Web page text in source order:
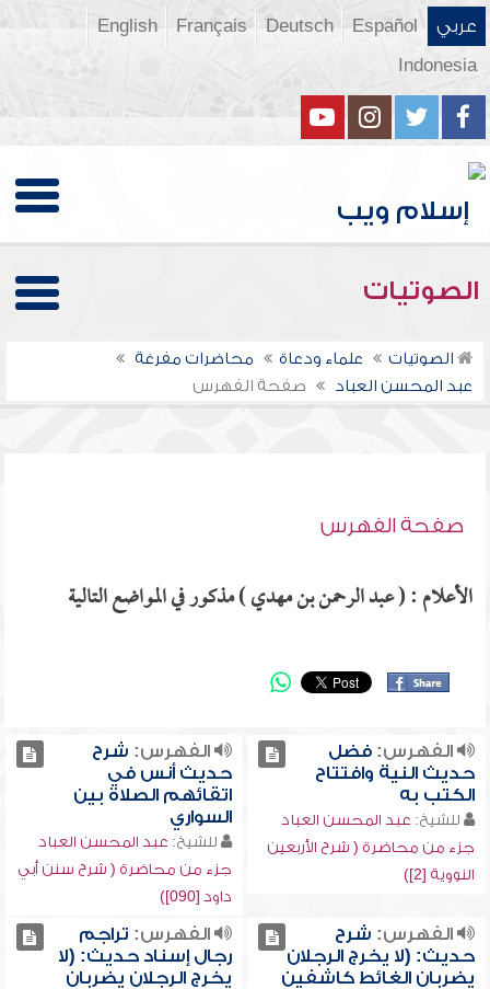
عربي Español
Deutsch
Français
English
Indonesia
الصوتيات
الصوتيات علماء ودعاة
محاضرات مفرغة
عبد المحسن العباد
صفحة الفهرس
صفحة الفهرس
الأعلام : ( عبد الرحمن بن مهدي ) مذكور في المواضع التالية
الفهرس:فضل
حديث النية وافتتاح
الكتب به
للشيخ: عبد المحسن العباد
جزء من محاضرة ( شرح الأربعين
النووية [2])
الفهرس: شرح
حديث أنس في
اتقائهم الصلاة بين
السواري
للشيخ: عبد المحسن العباد
جزء من محاضرة ( شرح سنن أبي
داود [090])
الفهرس: شرح
حديث: (لا يخرج الرجلان
يضربان الغائط كاشفين
الفهرس: تراجم
رجال إسناد حديث: (لا
يخرج الرجلان يضربان